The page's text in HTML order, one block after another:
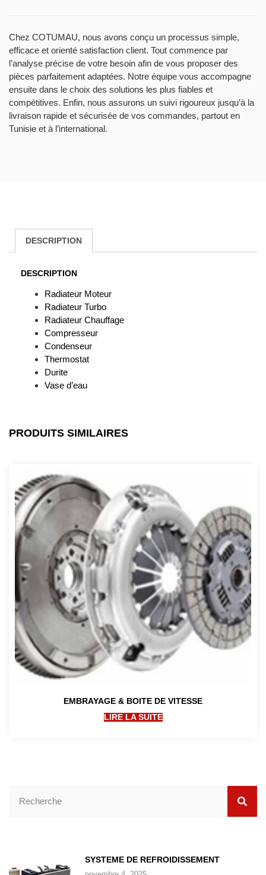
Chez COTUMAU, nous avons conçu un processus simple,
efficace et orienté satisfaction client. Tout commence par
l’analyse précise de votre besoin afin de vous proposer des
pièces parfaitement adaptées. Notre équipe vous accompagne
ensuite dans le choix des solutions les plus fiables et
compétitives. Enfin, nous assurons un suivi rigoureux jusqu’à la
livraison rapide et sécurisée de vos commandes, partout en
Tunisie et à l’international.
DESCRIPTION
DESCRIPTION
Radiateur Moteur
Radiateur Turbo
Radiateur Chauffage
Compresseur
Condenseur
Thermostat
Durite
Vase d’eau
PRODUITS SIMILAIRES
EMBRAYAGE & BOITE DE VITESSE
LIRE LA SUITE
SYSTEME DE REFROIDISSEMENT